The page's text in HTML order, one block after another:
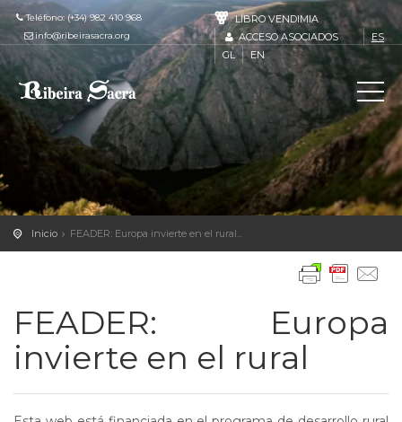
Teléfono: (+34) 982 410 968
info@ribeirasacra.org
LIBRO VENDIMIA
ACCESO ASOCIADOS
ES
GL
EN
Inicio FEADER: Europa invierte en el rural...
FEADER: Europa
invierte en el rural